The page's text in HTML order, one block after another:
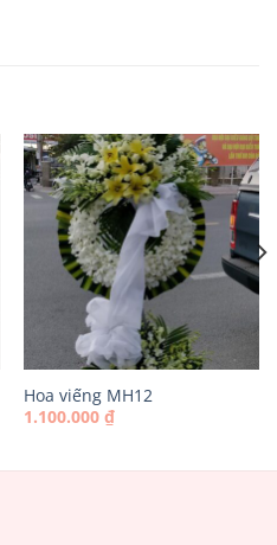
Hoa viếng MH12
1.100.000 ₫